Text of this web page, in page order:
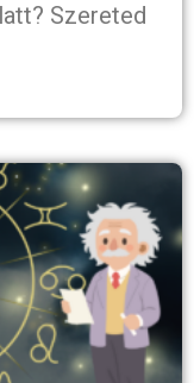
Szereted